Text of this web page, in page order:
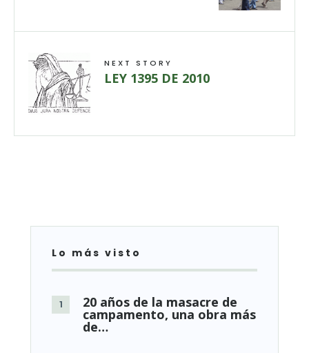
NEXT STORY
LEY 1395 DE 2010
Lo más visto
20 años de la masacre de
campamento, una obra más
de…